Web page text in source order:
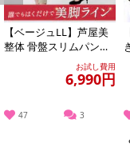
[POINT1]履き口幅広ゴ
フットカバーやカバー
みは多いでしょう。
付！
この幅広ゴムが脱げに
Previous
【ベージュLL】芦屋美
整体 骨盤スリムパンツ
お試し費用
6,990円
47 3